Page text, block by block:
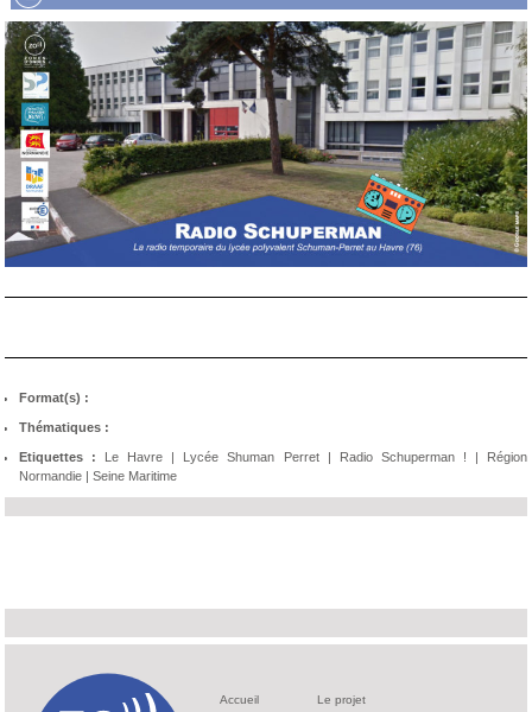
Format(s) :
Thématiques :
Etiquettes : Le Havre | Lycée Shuman Perret| Radio Schuperman ! | Région
Normandie | Seine Maritime
Accueil Le projet